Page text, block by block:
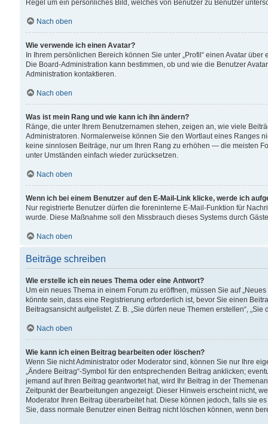
Regel um ein persönliches Bild, welches von Benutzer zu Benutzer
Nach oben
Wie verwende ich einen Avatar?
In Ihrem persönlichen Bereich können Sie unter „Profil“ einen Avatar
Die Board-Administration kann bestimmen, ob und wie die Benutzer
Administration kontaktieren.
Nach oben
Was ist mein Rang und wie kann ich ihn ändern?
Ränge, die unter Ihrem Benutzernamen stehen, zeigen an, wie viele
Administratoren. Normalerweise können Sie den Wortlaut eines Ranges
keine sinnlosen Beiträge, nur um Ihren Rang zu erhöhen — die meisten
unter Umständen einfach wieder zurücksetzen.
Nach oben
Wenn ich bei einem Benutzer auf den E-Mail-Link klicke, werde ich
Nur registrierte Benutzer dürfen die foreninterne E-Mail-Funktion für
wurde. Diese Maßnahme soll den Missbrauch dieses Systems durch
Nach oben
Beiträge schreiben
Wie erstelle ich ein neues Thema oder eine Antwort?
Um ein neues Thema in einem Forum zu eröffnen, müssen Sie auf
könnte sein, dass eine Registrierung erforderlich ist, bevor Sie einen
Beitragsansicht aufgelistet. Z. B. „Sie dürfen neue Themen erstellen“,
Nach oben
Wie kann ich einen Beitrag bearbeiten oder löschen?
Wenn Sie nicht Administrator oder Moderator sind, können Sie nur Ihre
„Ändere Beitrag“-Symbol für den entsprechenden Beitrag anklicken;
jemand auf Ihren Beitrag geantwortet hat, wird Ihr Beitrag in der
Zeitpunkt der Bearbeitungen angezeigt. Dieser Hinweis erscheint nicht,
Moderator Ihren Beitrag überarbeitet hat. Diese können jedoch, falls sie
Sie, dass normale Benutzer einen Beitrag nicht löschen können, wenn